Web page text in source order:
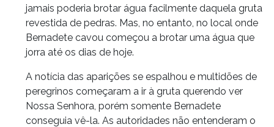
jamais poderia brotar água facilmente daquela gruta
revestida de pedras. Mas, no entanto, no local onde
Bernadete cavou começou a brotar uma água que
jorra até os dias de hoje.
A notícia das aparições se espalhou e multidões de
peregrinos começaram a ir à gruta querendo ver
Nossa Senhora, porém somente Bernadete
conseguia vê-la. As autoridades não entenderam o